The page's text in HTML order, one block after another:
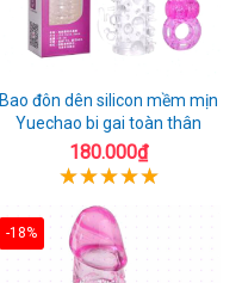
Bao đôn dên silicon mềm mịn
Yuechao bi gai toàn thân
180.000₫
-18%